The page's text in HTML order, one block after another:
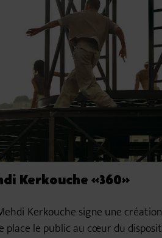
Kerkouche «360»
Kerkouche signe une
place le public au cœur du